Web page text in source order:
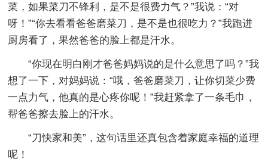
菜，如果菜刀不锋利，是不是很费力气？”我说：“对
呀！”“你去看看爸爸磨菜刀，是不是也很吃力？”我跑进
厨房看了，果然爸爸的脸上都是汗水。
“你现在明白刚才爸爸妈妈说的是什么意思了吗？”我
想了一下，对妈妈说：“哦，爸爸磨菜刀，让你切菜少费
一点力气，他真的是心疼你呢！”我赶紧拿了一条毛巾，
帮爸爸擦去脸上的汗水。
“刀快家和美”，这句话里还真包含着家庭幸福的道理
呢！